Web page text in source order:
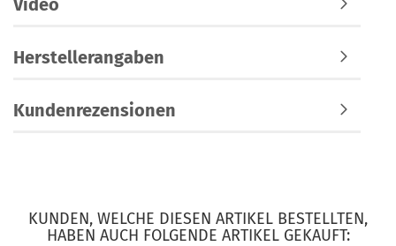
Video
Herstellerangaben
Kundenrezensionen
KUNDEN, WELCHE DIESEN ARTIKEL BESTELLTEN,
HABEN AUCH FOLGENDE ARTIKEL GEKAUFT: